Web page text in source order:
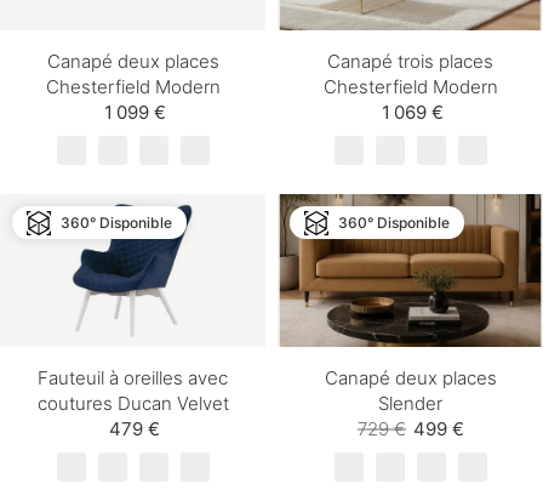
Canapé deux places
Chesterfield Modern
1 099 €
Canapé trois places
Chesterfield Modern
1 069 €
360° Disponible
Fauteuil à oreilles avec
coutures Ducan Velvet
479 €
360° Disponible
Canapé deux places
Slender
499 €
729 €